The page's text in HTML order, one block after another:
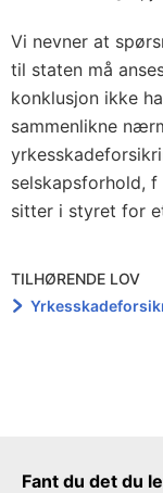
Vi nevner at
til staten må
konklusjon ikke
sammenlikne
selskapsforhold,
sitter i styret for
TILHØRENDE LOV
Fant du det du